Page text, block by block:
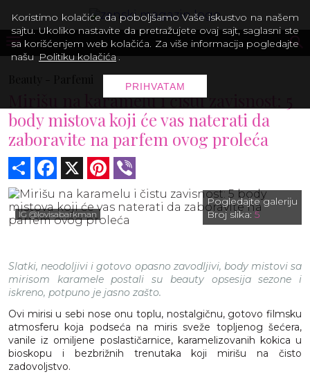
Mirišu na karamelu i čistu zavisnost: 5
body mistova koji će vas naterati da
zaboravite na parfem ovog proleća
Share Facebook Pinterest
IG @lovisabarkman
Pogledajte galeriju
Broj slika:5
Slatki, neodoljivi i gotovo opasno zavodljivi, body mistovi sa
mirisom karamele postali su beauty opsesija sezone i
iskreno, potpuno je jasno zašto.
Ovi mirisi u sebi nose onu toplu, nostalgičnu, gotovo filmsku
atmosferu koja podseća na miris sveže topljenog šećera,
vanile iz omiljene poslastičarnice, karamelizovanih kokica u
bioskopu i bezbrižnih trenutaka koji mirišu na čisto
zadovoljstvo.
Koristimo kolačiće da poboljšamo Vaše iskustvo na našem
sajtu. Ukoliko nastavite da pretražujete ovaj sajt, saglasni ste
sa korišćenjem web kolačića. Za više informacija pogledajte
našu Politiku kolačića .
PRIHVATAM